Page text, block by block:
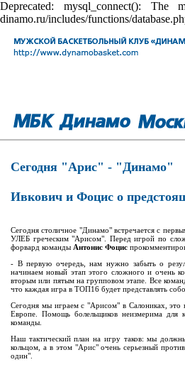
Deprecated: mysql_connect():
dinamo.ru/includes/functions/
Сегодня "Арис" - "Динамо"
Ивкович и Фоцис о
Сегодня столичное "Динамо" встречается с
УЛЕБ греческим "Арисом". Перед игрой по
форвард команды Антонис Фоцис
- В первую очередь, нам нужно забыть о
начинаем новый этап этого сложного и очень
вторым или пятым на групповом этапе. Все
что каждая игра в ТОП16 будет представлять
Сегодня мы играем с "Арисом" в Салониках, это
Европе. Помощь болельщиков неизмерима для
команды.
Наш тактический план на игру таков: мы
кольцом, а в этом "Арис" очень серьезный
один".